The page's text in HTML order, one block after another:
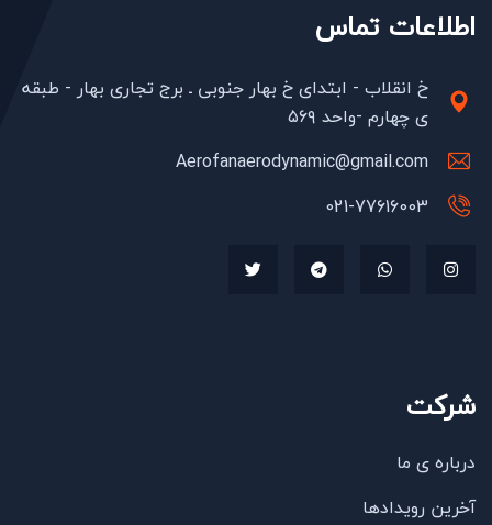
اطلاعات تماس
خ انقلاب - ابتدای خ بهار جنوبی ـ برج تجاری بهار - طبقه
ی چهارم -واحد ۵۶۹
Aerofanaerodynamic@gmail.com
021-77616003
شرکت
درباره ی ما
آخرین رویدادها